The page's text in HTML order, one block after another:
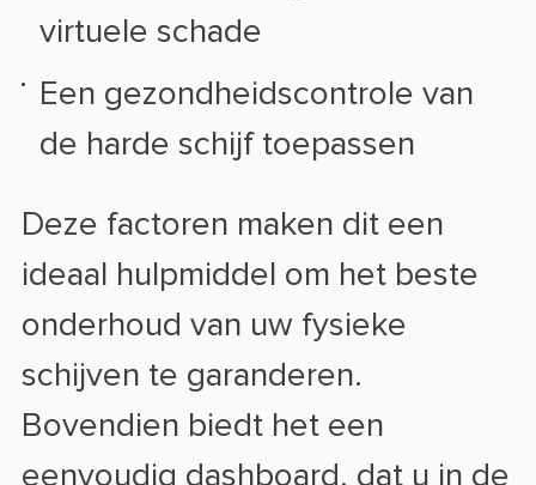
virtuele schade
Een gezondheidscontrole van
de harde schijf toepassen
Deze factoren maken dit een
ideaal hulpmiddel om het beste
onderhoud van uw fysieke
schijven te garanderen.
Bovendien biedt het een
eenvoudig dashboard, dat u in de